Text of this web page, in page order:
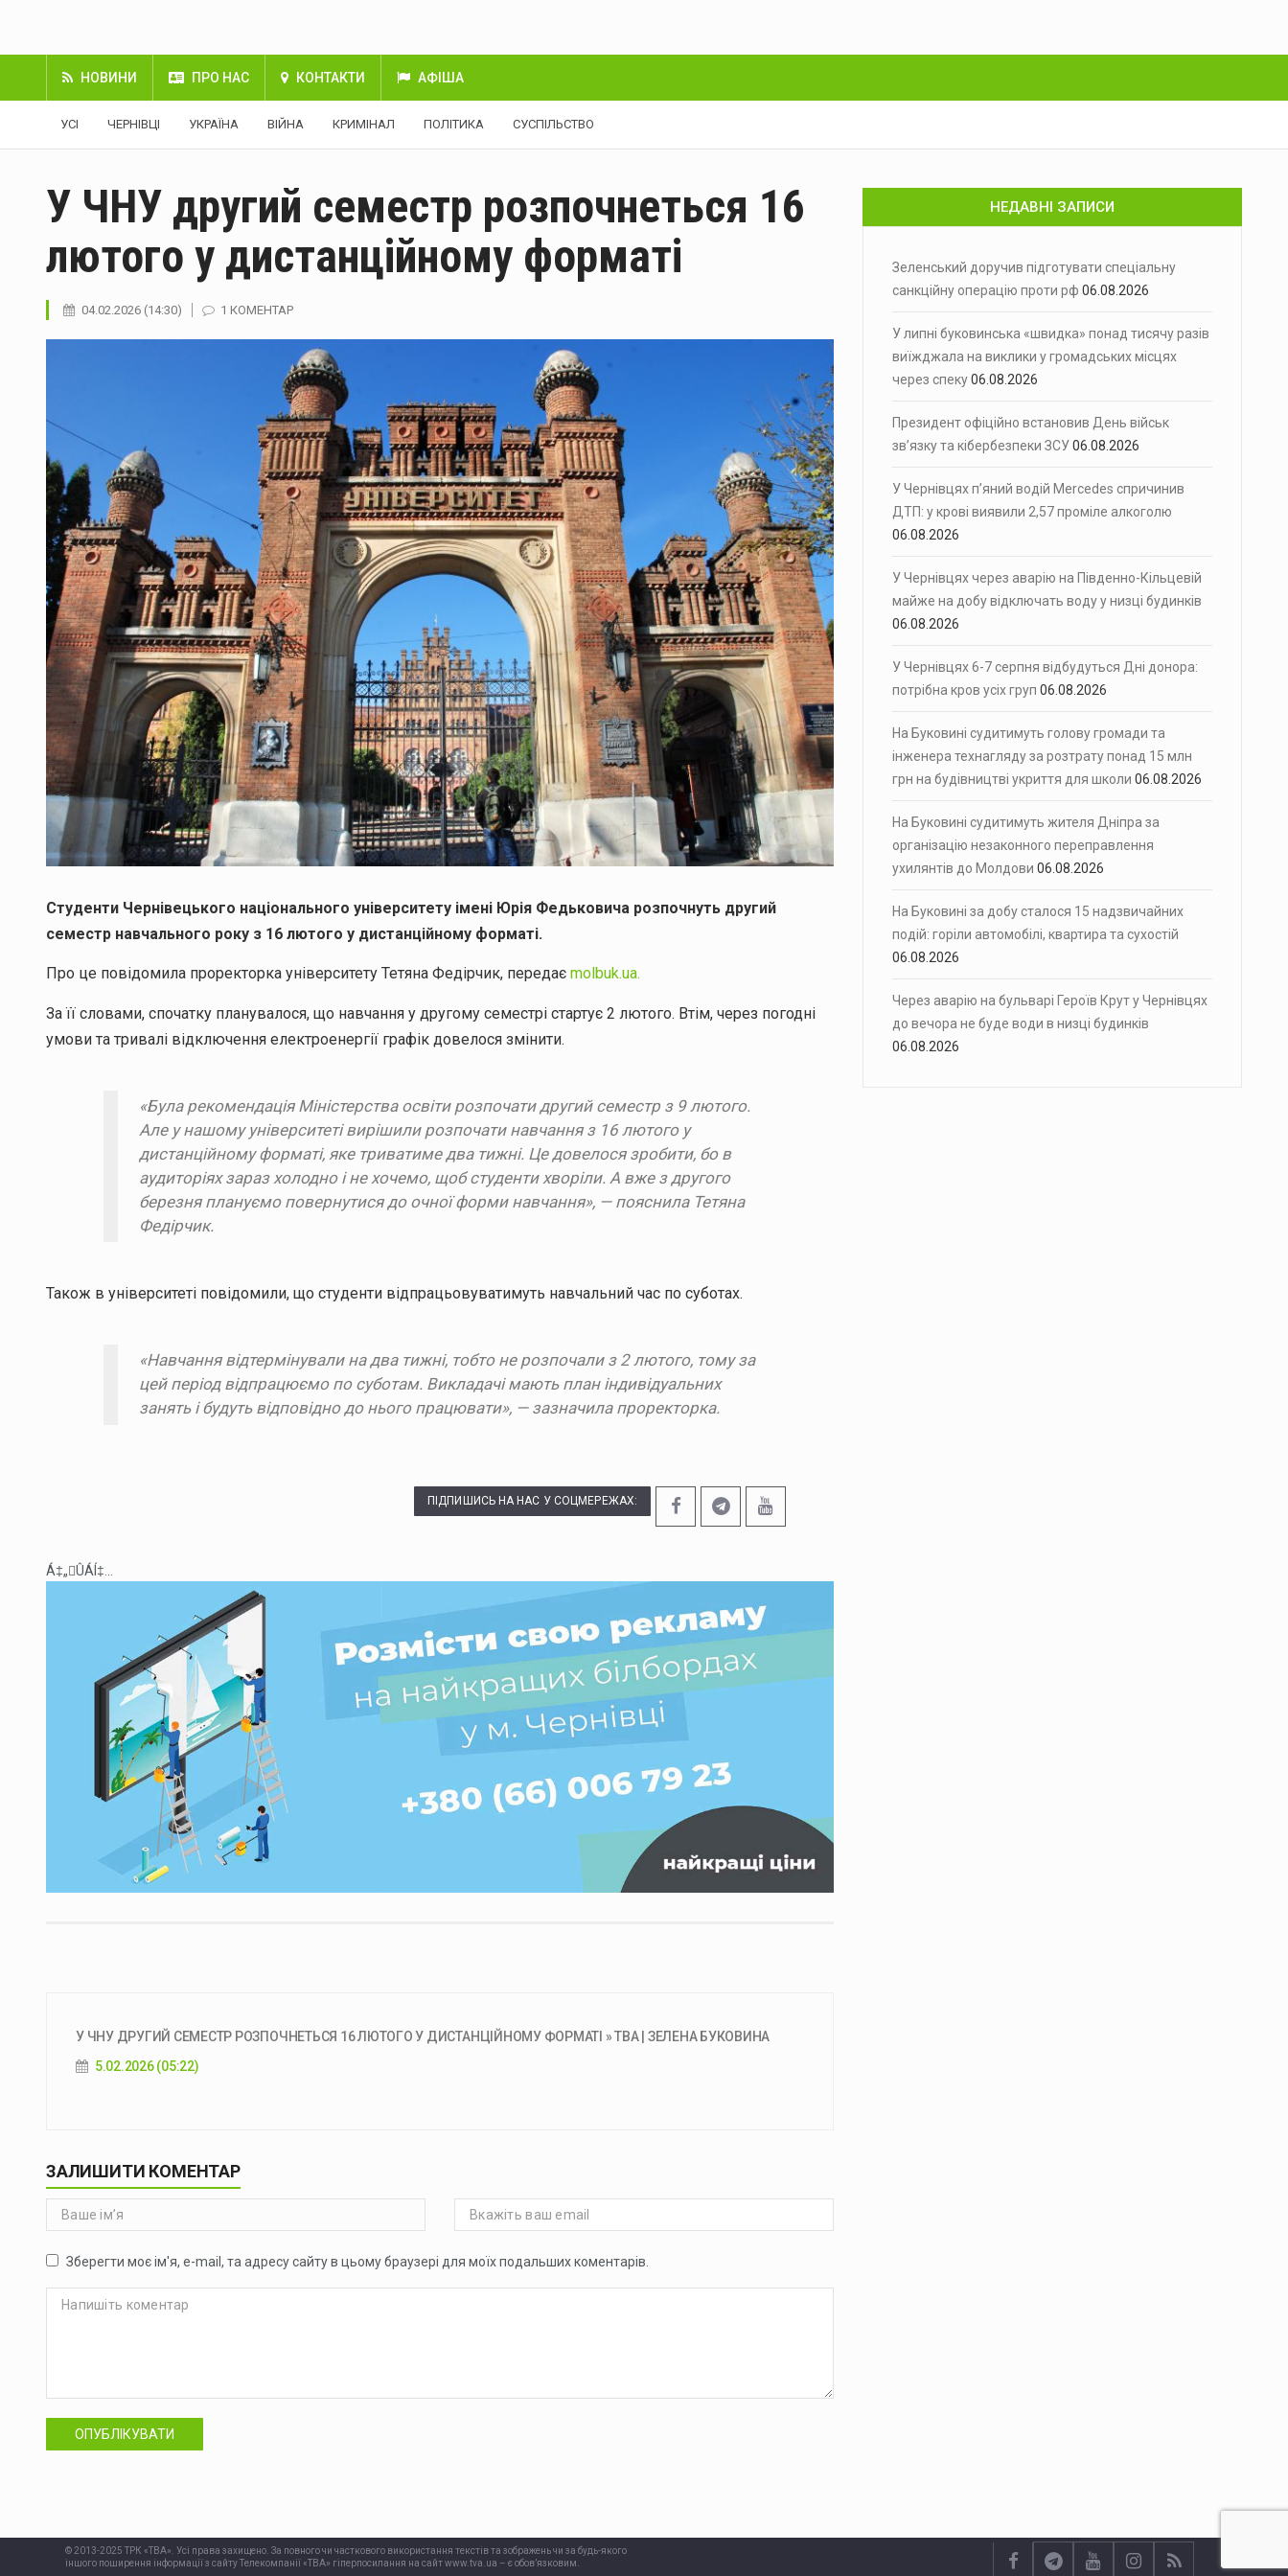
НОВИНИ ПРО НАС КОНТАКТИ АФІША
УСІ ЧЕРНІВЦІ УКРАЇНА ВІЙНА КРИМІНАЛ ПОЛІТИКА СУСПІЛЬСТВО
У ЧНУ другий семестр розпочнеться 16
лютого у дистанційному форматі
04.02.2026 (14:30) 1 КОМЕНТАР
Студенти Чернівецького національного університету імені Юрія Федьковича розпочнуть другий
семестр навчального року з 16 лютого у дистанційному форматі.
Про це повідомила проректорка університету Тетяна Федірчик, передає molbuk.ua.
За її словами, спочатку планувалося, що навчання у другому семестрі стартує 2 лютого. Втім, через погодні
умови та тривалі відключення електроенергії графік довелося змінити.
«Була рекомендація Міністерства освіти розпочати другий семестр з 9 лютого.
Але у нашому університеті вирішили розпочати навчання з 16 лютого у
дистанційному форматі, яке триватиме два тижні. Це довелося зробити, бо в
аудиторіях зараз холодно і не хочемо, щоб студенти хворіли. А вже з другого
березня плануємо повернутися до очної форми навчання», — пояснила Тетяна
Федірчик.
Також в університеті повідомили, що студенти відпрацьовуватимуть навчальний час по суботах.
«Навчання відтермінували на два тижні, тобто не розпочали з 2 лютого, тому за
цей період відпрацюємо по суботам. Викладачі мають план індивідуальних
занять і будуть відповідно до нього працювати», — зазначила проректорка.
ПІДПИШИСЬ НА НАС У СОЦМЕРЕЖАХ:
Á‡„ÛÁÍ‡...
У ЧНУ ДРУГИЙ СЕМЕСТР РОЗПОЧНЕТЬСЯ 16 ЛЮТОГО У ДИСТАНЦІЙНОМУ ФОРМАТІ » ТВА | ЗЕЛЕНА БУКОВИНА
5.02.2026 (05:22)
ЗАЛИШИТИ КОМЕНТАР
Зберегти моє ім'я, e-mail, та адресу сайту в цьому браузері для моїх подальших коментарів.
ОПУБЛІКУВАТИ
НЕДАВНІ ЗАПИСИ
Зеленський доручив підготувати спеціальну
санкційну операцію проти рф 06.08.2026
У липні буковинська «швидка» понад тисячу разів
виїжджала на виклики у громадських місцях
через спеку06.08.2026
Президент офіційно встановив День військ
зв’язку та кібербезпеки ЗСУ06.08.2026
У Чернівцях п’яний водій Mercedes спричинив
ДТП: у крові виявили 2,57 проміле алкоголю
06.08.2026
У Чернівцях через аварію на Південно-Кільцевій
майже на добу відключать воду у низці будинків
06.08.2026
У Чернівцях 6-7 серпня відбудуться Дні донора:
потрібна кров усіх груп 06.08.2026
На Буковині судитимуть голову громади та
інженера технагляду за розтрату понад 15 млн
грн на будівництві укриття для школи 06.08.2026
На Буковині судитимуть жителя Дніпра за
організацію незаконного переправлення
ухилянтів до Молдови 06.08.2026
На Буковині за добу сталося 15 надзвичайних
подій: горіли автомобілі, квартира та сухостій
06.08.2026
Через аварію на бульварі Героїв Крут у Чернівцях
до вечора не буде води в низці будинків
06.08.2026
© 2013-2025 ТРК «ТВА». Усі права захищено. За повного чи часткового використання текстів та зображень чи за будь-якого
іншого поширення інформації з сайту Телекомпанії «ТВА» гіперпосилання на сайт www.tva.ua – є обов’язковим.